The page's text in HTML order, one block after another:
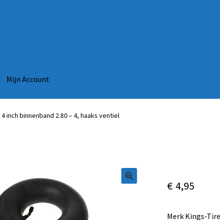
Mijn Account
4 inch binnenband 2.80 – 4, haaks ventiel
€4,95
Merk Kings-